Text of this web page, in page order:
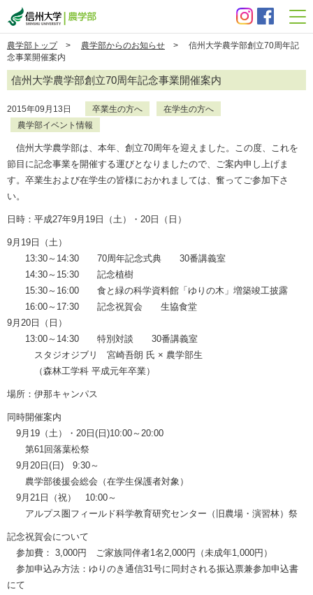
農学部トップ> 農学部からのお知らせ > 信州大学農学部創立70周年記
念事業開催案内
信州大学農学部創立70周年記念事業開催案内
2015年09月13日 卒業生の方へ
在学生の方へ
農学部イベント情報
信州大学農学部は、本年、創立70周年を迎えました。この度、これを
節目に記念事業を開催する運びとなりましたので、ご案内申し上げま
す。卒業生および在学生の皆様におかれましては、奮ってご参加下さ
い。
日時：平成27年9月19日（土）・20日（日）
9月19日（土）
13:30～14:30 70周年記念式典 30番講義室
14:30～15:30 記念植樹
15:30～16:00 食と緑の科学資料館「ゆりの木」増築竣工披露
16:00～17:30 記念祝賀会 生協食堂
9月20日（日）
13:00～14:30 特別対談 30番講義室
スタジオジブリ 宮崎吾朗 氏 × 農学部生
（森林工学科 平成元年卒業）
場所：伊那キャンパス
同時開催案内
9月19（土）・20日(日)10:00～20:00
第61回落葉松祭
9月20日(日) 9:30～
農学部後援会総会（在学生保護者対象）
9月21日（祝） 10:00～
アルプス圏フィールド科学教育研究センター（旧農場・演習林）祭
記念祝賀会について
参加費： 3,000円 ご家族同伴者1名2,000円（未成年1,000円）
参加申込み方法：ゆりのき通信31号に同封される振込票兼参加申込書
にて